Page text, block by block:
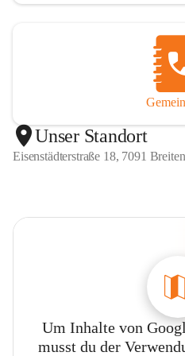
Unser Standort
Eisenstädterstraße 18, 7091
Um Inhalte von
musst du der